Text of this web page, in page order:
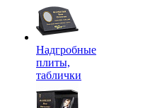
Надгробные
плиты,
таблички